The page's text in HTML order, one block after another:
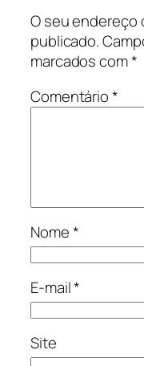
O seu endereço
publicado.
marcados com*
Comentário*
Nome*
E-mail*
Site